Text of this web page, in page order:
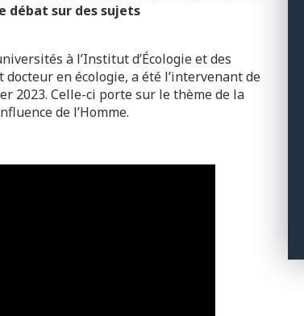
débat sur dessujets
à l’Institut d’Écologie et des
docteur en écologie, a été l’intervenant de
2023. Celle-ci porte sur lethème de la
de l’Homme.